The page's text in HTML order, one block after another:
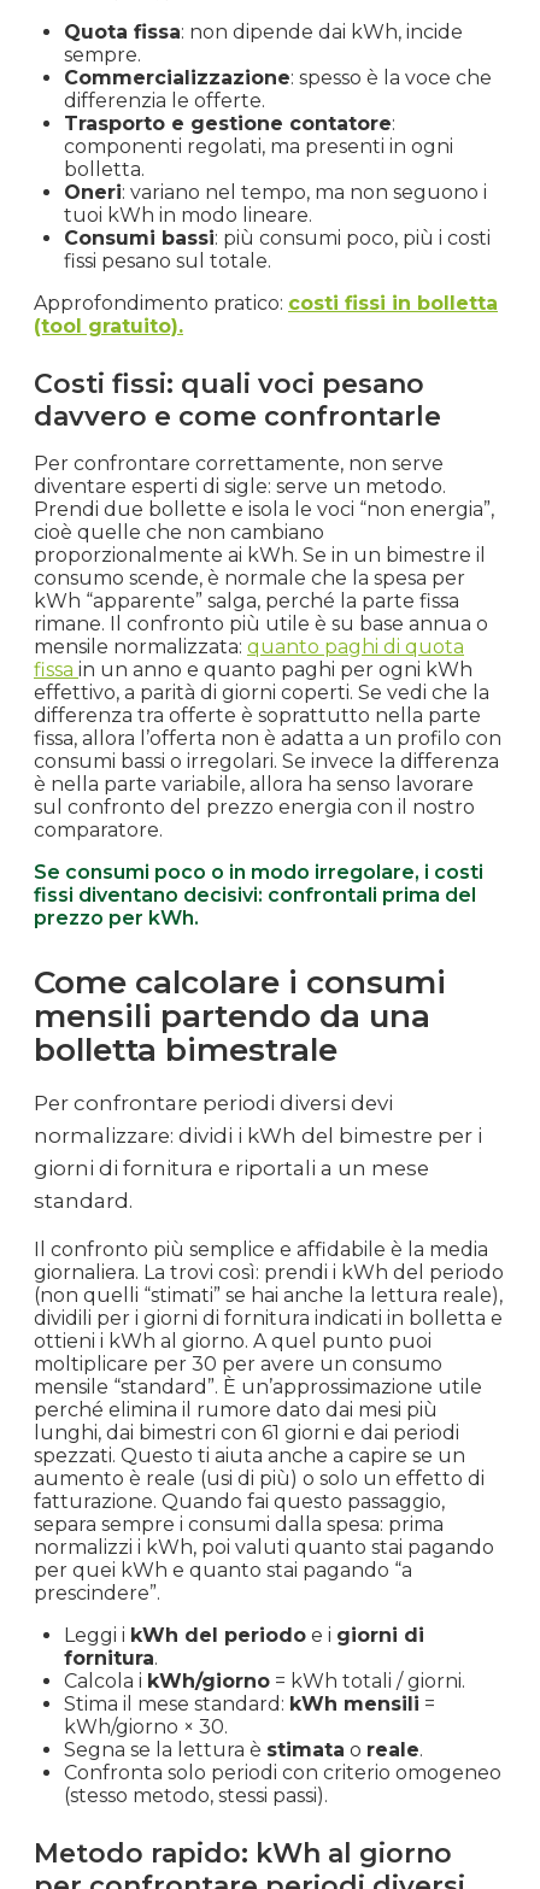
Quota fissa: non dipende dai kWh, incide
sempre.
Commercializzazione: spesso è la voce che
differenzia le offerte.
Trasporto e gestione contatore:
componenti regolati, ma presenti in ogni
bolletta.
Oneri: variano nel tempo, ma non seguono i
tuoi kWh in modo lineare.
Consumi bassi: più consumi poco, più i costi
fissi pesano sul totale.
Approfondimento pratico: costi fissi in bolletta
(tool gratuito).
Costi fissi: quali voci pesano
davvero e come confrontarle
Per confrontare correttamente, non serve
diventare esperti di sigle: serve un metodo.
Prendi due bollette e isola le voci “non energia”,
cioè quelle che non cambiano
proporzionalmente ai kWh. Se in un bimestre il
consumo scende, è normale che la spesa per
kWh “apparente” salga, perché la parte fissa
rimane. Il confronto più utile è su base annua o
mensile normalizzata: quanto paghi di quota
fissa in un anno e quanto paghi per ogni kWh
effettivo, a parità di giorni coperti. Se vedi che la
differenza tra offerte è soprattutto nella parte
fissa, allora l’offerta non è adatta a un profilo con
consumi bassi o irregolari. Se invece la differenza
è nella parte variabile, allora ha senso lavorare
sul confronto del prezzo energia con il nostro
comparatore.
Se consumi poco o in modo irregolare, i costi
fissi diventano decisivi: confrontali prima del
prezzo per kWh.
Come calcolare i consumi
mensili partendo da una
bolletta bimestrale
Per confrontare periodi diversi devi
normalizzare: dividi i kWh del bimestre per i
giorni di fornitura e riportali a un mese
standard.
Il confronto più semplice e affidabile è la media
giornaliera. La trovi così: prendi i kWh del periodo
(non quelli “stimati” se hai anche la lettura reale),
dividili per i giorni di fornitura indicati in bolletta e
ottieni i kWh al giorno. A quel punto puoi
moltiplicare per 30 per avere un consumo
mensile “standard”. È un’approssimazione utile
perché elimina il rumore dato dai mesi più
lunghi, dai bimestri con 61 giorni e dai periodi
spezzati. Questo ti aiuta anche a capire se un
aumento è reale (usi di più) o solo un effetto di
fatturazione. Quando fai questo passaggio,
separa sempre i consumi dalla spesa: prima
normalizzi i kWh, poi valuti quanto stai pagando
per quei kWh e quanto stai pagando “a
prescindere”.
Leggi i kWh del periodo e i giorni di
fornitura.
Calcola i kWh/giorno = kWh totali / giorni.
Stima il mese standard: kWh mensili =
kWh/giorno × 30.
Segna se la lettura è stimata o reale.
Confronta solo periodi con criterio omogeneo
(stesso metodo, stessi passi).
Metodo rapido: kWh al giorno